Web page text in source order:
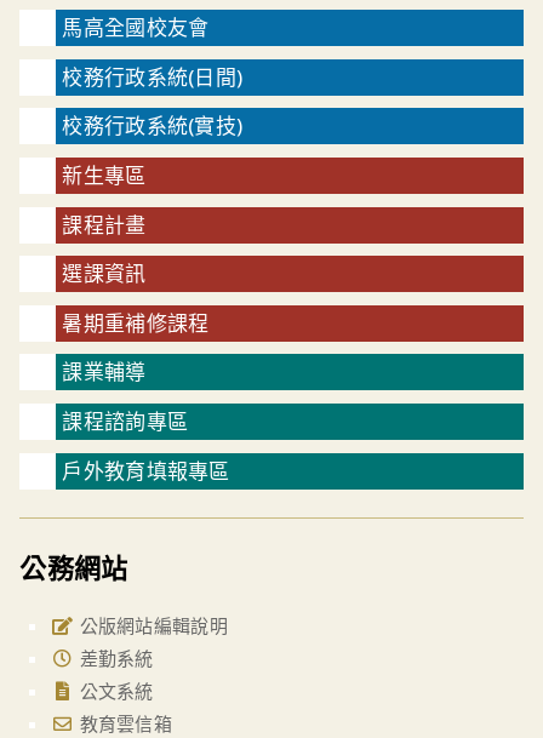
馬高全國校友會
校務行政系統(日間)
校務行政系統(實技)
新生專區
課程計畫
選課資訊
暑期重補修課程
課業輔導
課程諮詢專區
戶外教育填報專區
公務網站
公版網站編輯說明
差勤系統
公文系統
教育雲信箱